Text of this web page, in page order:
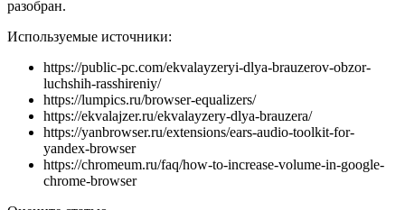
разобран.
Используемые источники:
https://public-pc.com/ekvalayzeryi-dlya-brauzerov-obzor-
luchshih-rasshireniy/
https://lumpics.ru/browser-equalizers/
https://ekvalajzer.ru/ekvalayzery-dlya-brauzera/
https://yanbrowser.ru/extensions/ears-audio-toolkit-for-
yandex-browser
https://chromeum.ru/faq/how-to-increase-volume-in-google-
chrome-browser